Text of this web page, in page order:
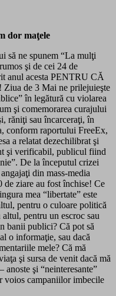
dor maţele
să ne spunem “La mulţi
şi de cei 24 de
anul acesta PENTRU CĂ
de 3 Mai ne prilejuieşte
în legătură cu violarea
şi comemorarea curajului
răniţi sau încarceraţi, în
conform raportului FreeEx,
a relatat dezechilibrat şi
şi verificabil, publicul fiind
De la începutul crizei
din mass-media
de ziare au fost închise! Ce
mea “libertate” este
pentru o culoare politică
pentru un escroc sau
banii publici? Că pot să
o informaţie, sau dacă
mele? Că mă
şi sursa de venit dacă mă
anoste şi “neinteresante”
voios campaniilor imbecile